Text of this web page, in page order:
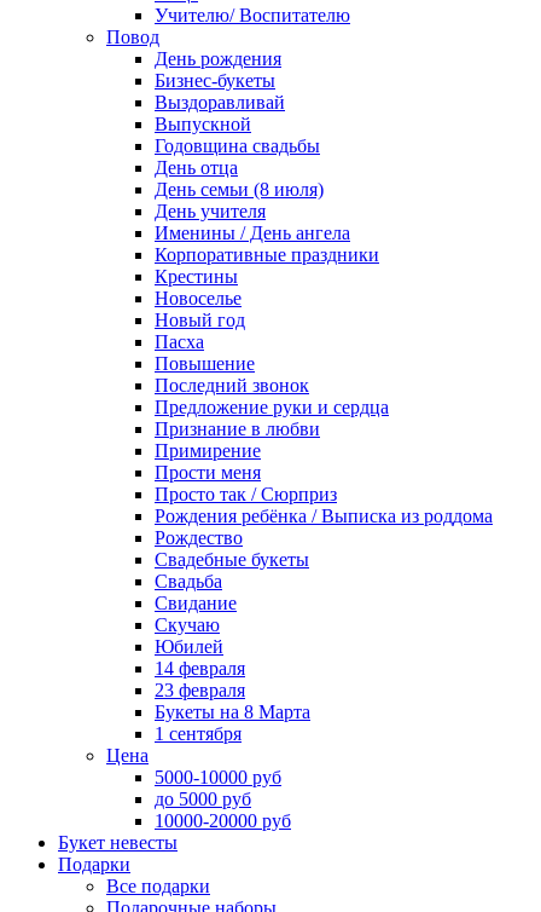
Учителю/ Воспитателю
Повод
День рождения
Бизнес-букеты
Выздоравливай
Выпускной
Годовщина свадьбы
День отца
День семьи (8 июля)
День учителя
Именины / День ангела
Корпоративные праздники
Крестины
Новоселье
Новый год
Пасха
Повышение
Последний звонок
Предложение руки и сердца
Признание в любви
Примирение
Прости меня
Просто так / Сюрприз
Рождения ребёнка / Выписка из роддома
Рождество
Свадебные букеты
Свадьба
Свидание
Скучаю
Юбилей
14 февраля
23 февраля
Букеты на 8 Марта
1 сентября
Цена
5000-10000 руб
до 5000 руб
10000-20000 руб
Букет невесты
Подарки
Все подарки
Подарочные наборы